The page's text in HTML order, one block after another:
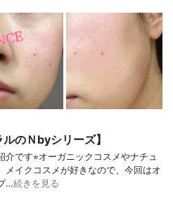
のＮbyシリーズ】
です⭐︎オーガニックコスメやナチュ
メイクコスメが好きなので、今回はオ
…続きを見る